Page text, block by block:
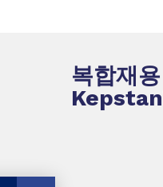
복합재용
Kepstan